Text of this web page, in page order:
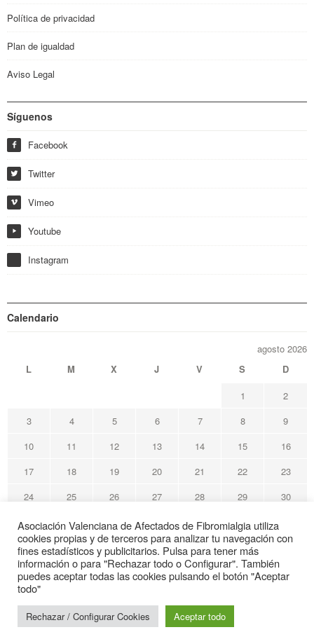
Política de privacidad
Plan de igualdad
Aviso Legal
Síguenos
f Facebook
w Twitter
i Vimeo
y Youtube
Instagram
Calendario
agosto 2026
L
M X J V S
D
1
2
3
4 5 6 7 8
9
10
11 12 13 14 15
16
17
18 19 20 21 22
23
24
25 26 27 28 29
30
31
« May
Avafi Asociación Valenciana de Afectados de Fibromialgia
Web de interés sanitario
Asociación Valenciana de Afectados de Fibromialgia utiliza
cookies propias y de terceros para analizar tu navegación con
fines estadísticos y publicitarios. Pulsa para tener más
información o para "Rechazar todo o Configurar". También
puedes aceptar todas las cookies pulsando el botón "Aceptar
todo"
Rechazar / Configurar Cookies Aceptar todo